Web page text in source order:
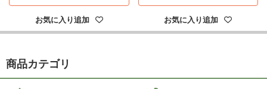
お気に入り追加 お気に入り追加
商品カテゴリ